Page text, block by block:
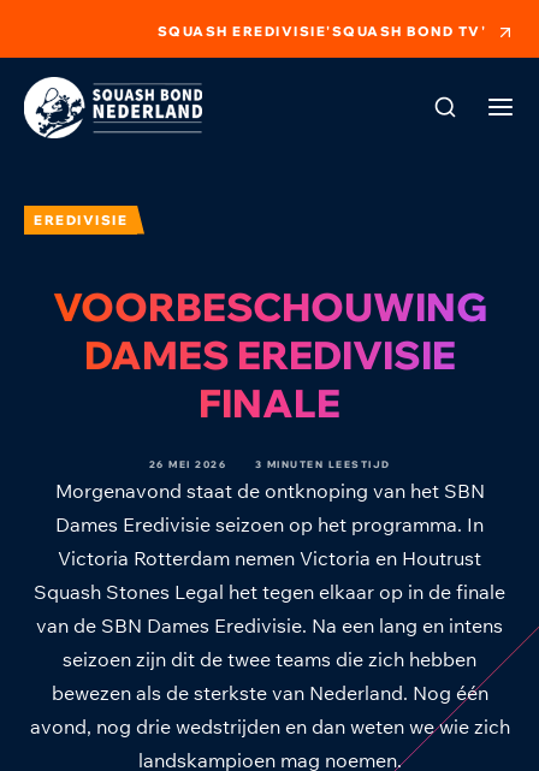
SQUASH EREDIVISIE'SQUASH BOND TV'
EREDIVISIE
VOORBESCHOUWING
DAMES EREDIVISIE
FINALE
26 MEI 2026 3 MINUTEN LEESTIJD
Morgenavond staat de ontknoping van het SBN
Dames Eredivisie seizoen op het programma. In
Victoria Rotterdam nemen Victoria en Houtrust
Squash Stones Legal het tegen elkaar op in de finale
van de SBN Dames Eredivisie. Na een lang en intens
seizoen zijn dit de twee teams die zich hebben
bewezen als de sterkste van Nederland. Nog één
avond, nog drie wedstrijden en dan weten we wie zich
landskampioen mag noemen.